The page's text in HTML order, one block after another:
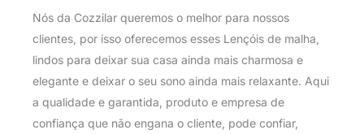
Nós da Cozzilar queremos o melhor para nossos
clientes, por isso oferecemos esses Lençóis de malha,
lindos para deixar sua casa ainda mais charmosa e
elegante e deixar o seu sono ainda mais relaxante. Aqui
a qualidade e garantida, produto e empresa de
confiança que não engana o cliente, pode confiar,